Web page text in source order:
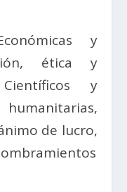
y
ética y
y
de lucro,